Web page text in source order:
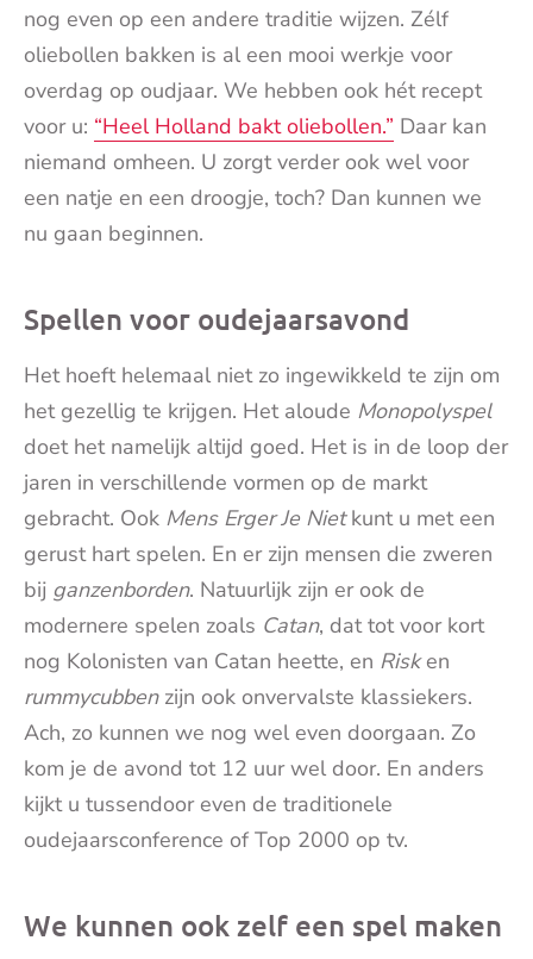
nog even op een andere traditie wijzen. Zélf
oliebollen bakken is al een mooi werkje voor
overdag op oudjaar. We hebben ook hét recept
voor u: “Heel Holland bakt oliebollen.” Daar kan
niemand omheen. U zorgt verder ook wel voor
een natje en een droogje, toch? Dan kunnen we
nu gaan beginnen.
Spellen voor oudejaarsavond
Het hoeft helemaal niet zo ingewikkeld te zijn om
het gezellig te krijgen. Het aloude Monopolyspel
doet het namelijk altijd goed. Het is in de loop der
jaren in verschillende vormen op de markt
gebracht. Ook Mens Erger Je Nietkunt u met een
gerust hart spelen. En er zijn mensen die zweren
bij ganzenborden. Natuurlijk zijn er ook de
modernere spelen zoals Catan, dat tot voor kort
nog Kolonisten van Catan heette, en Risken
rummycubbenzijn ook onvervalste klassiekers.
Ach, zo kunnen we nog wel even doorgaan. Zo
kom je de avond tot 12 uur wel door. En anders
kijkt u tussendoor even de traditionele
oudejaarsconference of Top 2000 op tv.
We kunnen ook zelf een spel maken